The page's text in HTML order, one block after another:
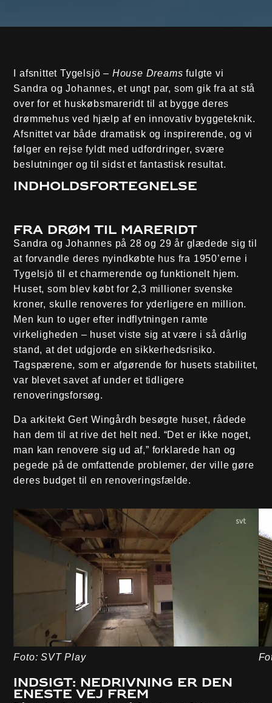
I afsnittet Tygelsjö – House Dreams fulgte vi
Sandra og Johannes, et ungt par, som gik fra at stå
over for et huskøbsmareridt til at bygge deres
drømmehus ved hjælp af en innovativ byggeteknik.
Afsnittet var både dramatisk og inspirerende, og vi
følger en rejse fyldt med udfordringer, svære
beslutninger og til sidst et fantastisk resultat.
Indholdsfortegnelse
Fra drøm til mareridt
Sandra og Johannes på 28 og 29 år glædede sig til
at forvandle deres nyindkøbte hus fra 1950’erne i
Tygelsjö til et charmerende og funktionelt hjem.
Huset, som blev købt for 2,3 millioner svenske
kroner, skulle renoveres for yderligere en million.
Men kun to uger efter indflytningen ramte
virkeligheden – huset viste sig at være i så dårlig
stand, at det udgjorde en sikkerhedsrisiko.
Tagspærene, som er afgørende for husets stabilitet,
var blevet savet af under et tidligere
renoveringsforsøg.
Da arkitekt Gert Wingårdh besøgte huset, rådede
han dem til at rive det helt ned. “Det er ikke noget,
man kan renovere sig ud af,” forklarede han og
pegede på de omfattende problemer, der ville gøre
deres budget til en renoveringsfælde.
Foto: SVT Play
Indsigt: Nedrivning er den
eneste vej frem